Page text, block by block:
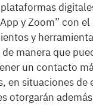
y Zoom” con
y
manera que
un contacto
en situaciones de
otorgarán